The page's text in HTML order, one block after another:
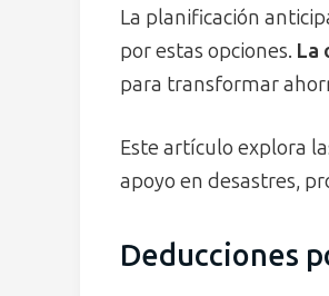
La planificación
por estas opciones. La
para transformar
Este artículo explora
apoyo en desastres,
Deducciones